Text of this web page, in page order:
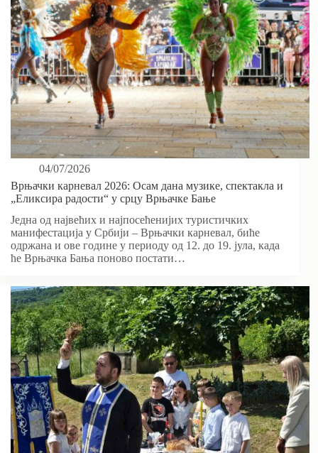
04/07/2026
Врњачки карневал 2026: Осам дана музике, спектакла и
„Еликсира радости“ у срцу Врњачке Бање
Једна од највећих и најпосећенијих туристичких
манифестација у Србији – Врњачки карневал, биће
одржана и ове године у периоду од 12. до 19. јула, када
ће Врњачка Бања поново постати…